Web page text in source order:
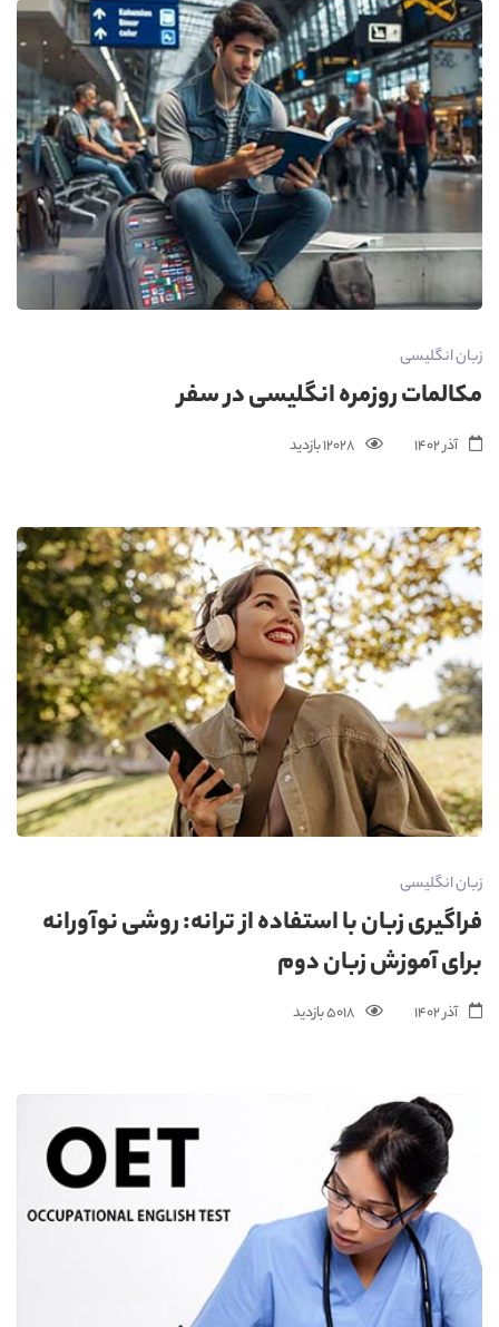
زبان انگلیسی
مکالمات روزمره انگلیسی در سفر
آذر 1402 12028 بازدید
زبان انگلیسی
فراگیری زبان با استفاده از ترانه: روشی نوآورانه
برای آموزش زبان دوم
آذر 1402 5018 بازدید